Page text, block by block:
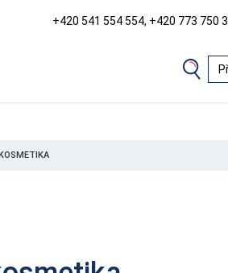
+420 541 554 554, +420 773 750